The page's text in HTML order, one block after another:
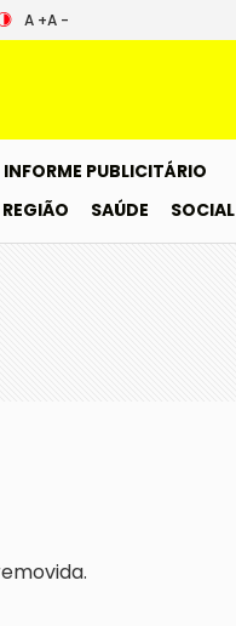
A +A -
INFORME PUBLICITÁRIO
REGIÃO SAÚDE
SOCIAL